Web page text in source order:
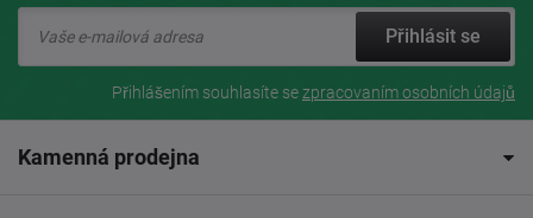
Přihlásit se
Přihlášením souhlasíte sezpracovaním osobních údajů
Kamenná prodejna